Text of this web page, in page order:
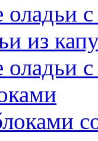
оладьи
из